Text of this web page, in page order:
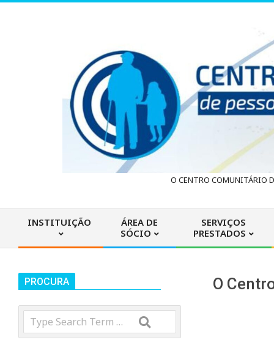
e
n
t
O CENTRO COMUNITÁRIO
INSTITUIÇÃO
ÁREA DE
SÓCIO
SERVIÇOS
PRESTADOS
O
PROCURA
Search